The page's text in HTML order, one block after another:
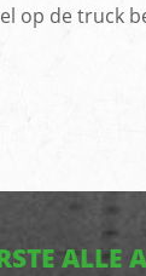
op de truck
ALLE